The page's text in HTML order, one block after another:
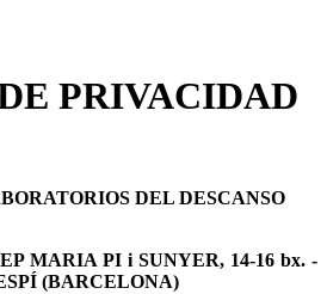
PRIVACIDAD
DEL DESCANSO
MARIA PI i SUNYER, 14-16 bx. -
(BARCELONA)